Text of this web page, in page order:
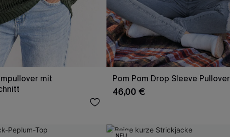
mit
Pom Pom Drop Sleeve Pullover
46,00 €